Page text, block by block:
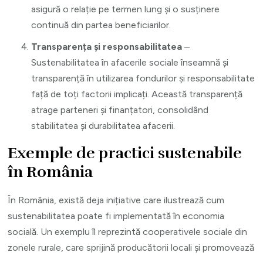
asigură o relație pe termen lung și o susținere
continuă din partea beneficiarilor.
Transparența și responsabilitatea –
Sustenabilitatea în afacerile sociale înseamnă și
transparență în utilizarea fondurilor și responsabilitate
față de toți factorii implicați. Această transparență
atrage parteneri și finanțatori, consolidând
stabilitatea și durabilitatea afacerii.
Exemple de practici sustenabile
în România
În România, există deja inițiative care ilustrează cum
sustenabilitatea poate fi implementată în economia
socială. Un exemplu îl reprezintă cooperativele sociale din
zonele rurale, care sprijină producătorii locali și promovează